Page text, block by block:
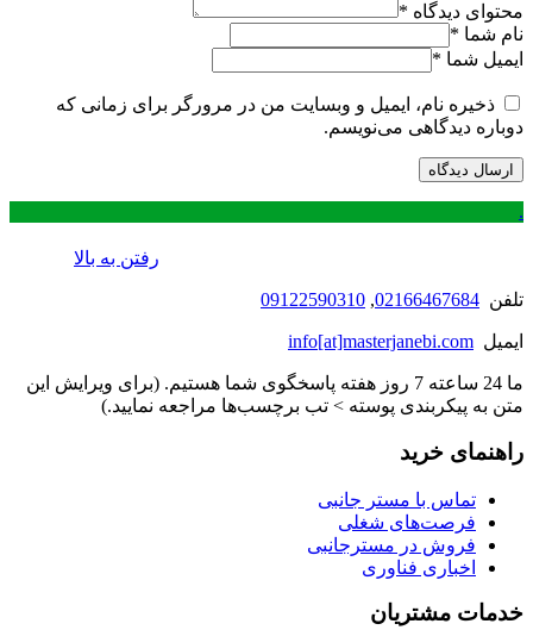
محتوای دیدگاه *
نام شما *
ایمیل شما *
ذخیره نام، ایمیل و وبسایت من در مرورگر برای زمانی که
دوباره دیدگاهی می‌نویسم.
.
رفتن به بالا
تلفن 02166467684
,
09122590310
ایمیل info[at]masterjanebi.com
ما 24 ساعته 7 روز هفته پاسخگوی شما هستیم. (برای ویرایش این
متن به پیکربندی پوسته > تب برچسب‌ها مراجعه نمایید.)
راهنمای خرید
تماس با مستر جانبی
فرصت‌های شغلی
فروش در مسترجانبی
اخباری فناوری
خدمات مشتریان